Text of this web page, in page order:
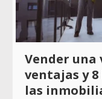
Vender una
ventajas y
las